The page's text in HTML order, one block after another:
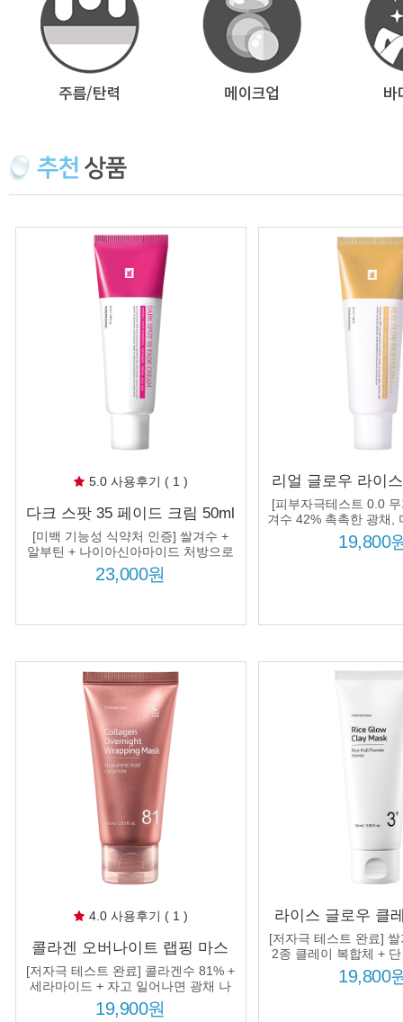
5.0 사용후기 ( 1 )
다크 스팟 35 페이드 크림 50ml
미백 집중 케어 피부톤 착색된
피부 개선
[미백 기능성 식약처 인증] 쌀겨수 +
알부틴 + 나이아신아마이드 처방으로
피부톤을 밝고 균일하게!
23,000원
리얼 글로우 라이
쌀겨수 42% 미백
부장벽 수분크림
처방
[피부자극테스트 0.0
겨수 42% 촉촉한 광채,
2중 기능성으로 피
19,800
4.0 사용후기 ( 1 )
콜라겐 오버나이트 랩핑 마스
크 75ml 콜라겐수 81% 8종 히
알루론산 수분 광채 탄력
[저자극 테스트 완료] 콜라겐수 81% +
세라마이드 + 자고 일어나면 광채 나
는 피부!
19,900원
라이스 글로우 클
100ml 쌀겨추출물
공 광채 보습 탄력
[저자극 테스트 완료]
2종 클레이 복합체 +
끈한 광채
19,800